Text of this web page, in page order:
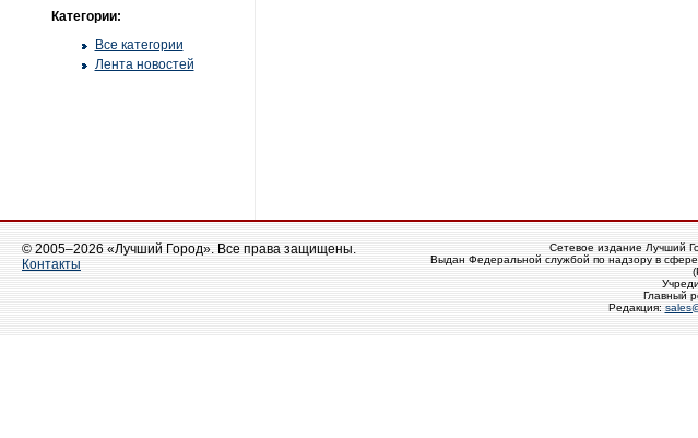
Категории:
Все категории
Лента новостей
© 2005–2026 «Лучший Город». Все права защищены.
Контакты
Сетевое издание Лучший
Выдан Федеральной службой по надзору в
Главный
Редакция: